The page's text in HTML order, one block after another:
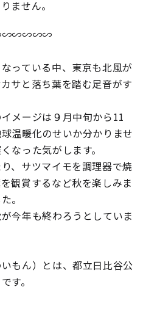
ません。
っている中、東京も北風が
サと落ち葉を踏む足音がす
メージは９月中旬から11
温暖化のせいか分かりませ
なった気がします。
、サツマイモを調理器で焼
観賞するなど秋を楽しみま
。
今年も終わろうとしていま
もん）とは、都立日比谷公
す。